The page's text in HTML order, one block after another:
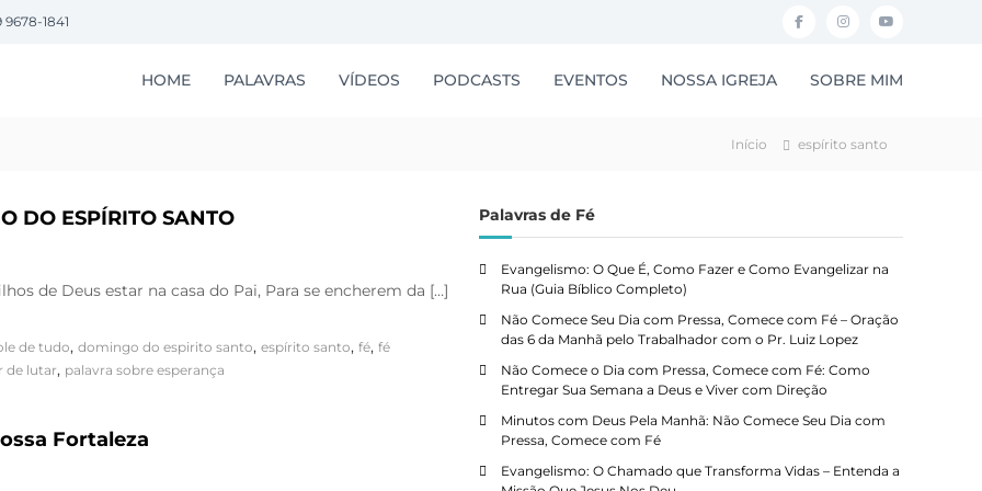
9678-1841 F
c
b
I
s
a
u
HOME PALAVRAS VÍDEOS PODCASTS EVENTOS NOSSA IGREJA SOBRE MIM
Início espírito santo
DO ESPÍRITO SANTO
de Deus estar na casa do Pai, Para se encherem da […]
de tudo, domingo do espirito santo, espírito santo, fé, fé
de lutar, palavra sobre esperança
Fortaleza
Palavras de Fé
Evangelismo: O Que É, Como Fazer e Como Evangelizar na
Rua (Guia Bíblico Completo)
Não Comece Seu Dia com Pressa, Comece com Fé – Oração
das 6 da Manhã pelo Trabalhador com o Pr. Luiz Lopez
Não Comece o Dia com Pressa, Comece com Fé: Como
Entregar Sua Semana a Deus e Viver com Direção
Minutos com Deus Pela Manhã: Não Comece Seu Dia com
Pressa, Comece com Fé
Evangelismo: O Chamado que Transforma Vidas – Entenda a